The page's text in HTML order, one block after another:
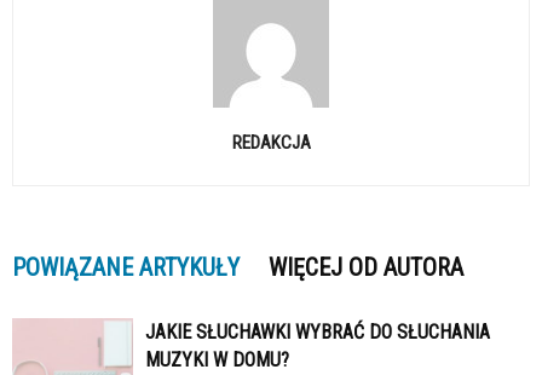
REDAKCJA
POWIĄZANE ARTYKUŁY WIĘCEJ OD AUTORA
JAKIE SŁUCHAWKI WYBRAĆ DO SŁUCHANIA
MUZYKI W DOMU?